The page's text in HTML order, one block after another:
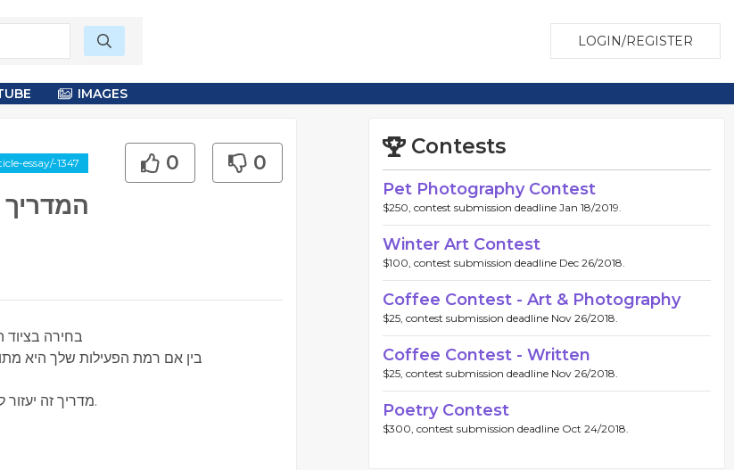
LOGIN/REGISTER
IMAGES
essay/-1347
0 0
בחירה בציוד
בין אם רמת הפעילות שלך היא
מדריך זה יעזור לך לנהל משא ומתן על האפשרויות הרבות העומדות לרשותך.
Contests
Pet Photography Contest
$250, contest submission deadline Jan 18/2019.
Winter Art Contest
$100, contest submission deadline Dec 26/2018.
Coffee Contest - Art & Photography
$25, contest submission deadline Nov 26/2018.
Coffee Contest - Written
$25, contest submission deadline Nov 26/2018.
Poetry Contest
$300, contest submission deadline Oct 24/2018.